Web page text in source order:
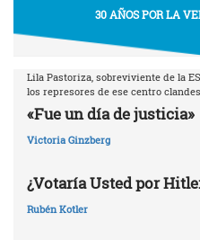
30 AÑOS POR LA
Lila Pastoriza, sobreviviente de la
los represores de ese centro
«Fue un día de justicia»
Victoria Ginzberg
¿Votaría Usted por
Rubén Kotler